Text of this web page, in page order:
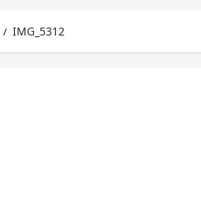
IMG_5312